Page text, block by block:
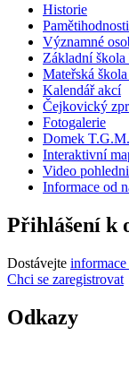
Historie
Významné
Základní
Mateřská
Kalendář akcí
Čejkovický
Fotogalerie
Domek
Interaktivní
Video
Informace od
Přihlášení k
Dostávejte informace
Chci se zaregistrovat
Odkazy